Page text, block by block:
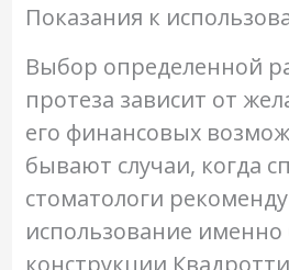
Показания к
Выбор определенной
протеза зависит от
его финансовых
бывают случаи, когда
стоматологи
использование